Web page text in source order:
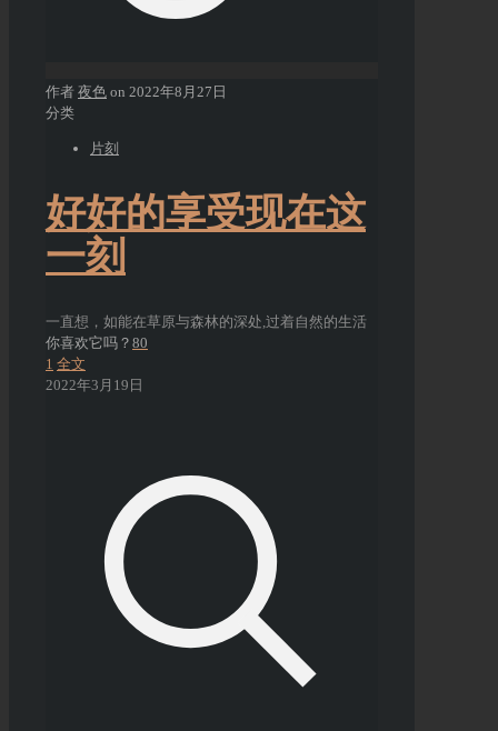
作者 夜色 on 2022年8月27日
分类
片刻
好好的享受现在这
一刻
一直想，如能在草原与森林的深处,过着自然的生活
你喜欢它吗？ 80
1 全文
2022年3月19日